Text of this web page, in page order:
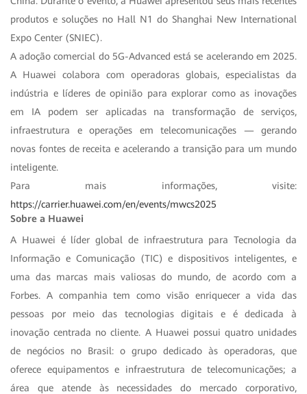
produtos e soluções no Hall N1 do Shanghai New International
Expo Center (SNIEC).
A adoção comercial do 5G-Advanced está se acelerando em 2025.
A Huawei colabora com operadoras globais, especialistas da
indústria e líderes de opinião para explorar como as inovações
em IA podem ser aplicadas na transformação de serviços,
infraestrutura e operações em telecomunicações — gerando
novas fontes de receita e acelerando a transição para um mundo
inteligente.
Para mais informações, visite:
https://carrier.huawei.com/en/events/mwcs2025
Sobre a Huawei
A Huawei é líder global de infraestrutura para Tecnologia da
Informação e Comunicação (TIC) e dispositivos inteligentes, e
uma das marcas mais valiosas do mundo, de acordo com a
Forbes. A companhia tem como visão enriquecer a vida das
pessoas por meio das tecnologias digitais e é dedicada à
inovação centrada no cliente. A Huawei possui quatro unidades
de negócios no Brasil: o grupo dedicado às operadoras, que
oferece equipamentos e infraestrutura de telecomunicações; a
área que atende às necessidades do mercado corporativo,